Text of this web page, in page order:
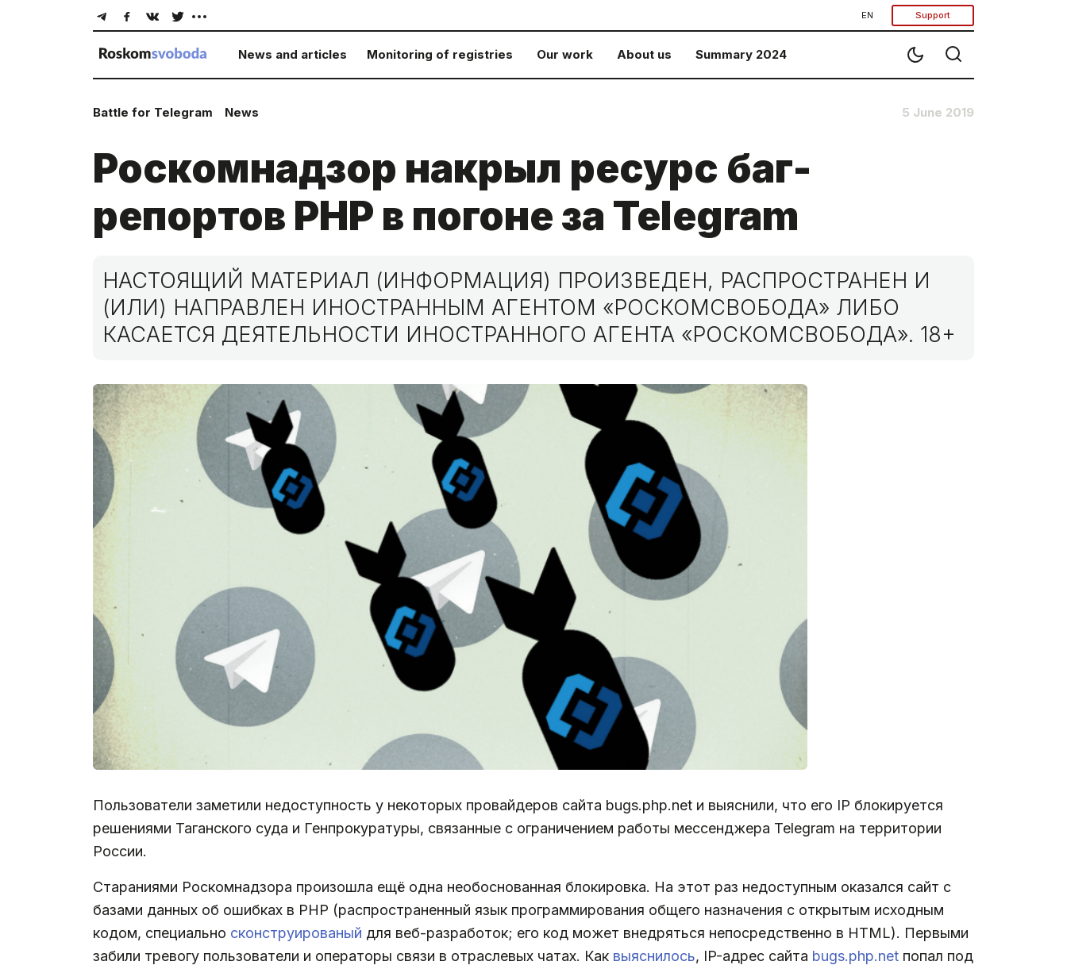
EN Support
News and articles Monitoring of registries Our work About us Summary 2024
Battle for Telegram News 5 June 2019
Роскомнадзор накрыл ресурс баг-
репортов PHP в погоне за Telegram
НАСТОЯЩИЙ МАТЕРИАЛ (ИНФОРМАЦИЯ) ПРОИЗВЕДЕН, РАСПРОСТРАНЕН И
(ИЛИ) НАПРАВЛЕН ИНОСТРАННЫМ АГЕНТОМ «РОСКОМСВОБОДА» ЛИБО
КАСАЕТСЯ ДЕЯТЕЛЬНОСТИ ИНОСТРАННОГО АГЕНТА «РОСКОМСВОБОДА». 18+
Пользователи заметили недоступность у некоторых провайдеров сайта bugs.php.net и выяснили, что его IP блокируется
решениями Таганского суда и Генпрокуратуры, связанные с ограничением работы мессенджера Telegram на территории
России.
Стараниями Роскомнадзора произошла ещё одна необоснованная блокировка. На этот раз недоступным оказался сайт с
базами данных об ошибках в PHP (распространенный язык программирования общего назначения с открытым исходным
кодом, специально сконструированый для веб-разработок; его код может внедряться непосредственно в HTML). Первыми
забили тревогу пользователи и операторы связи в отраслевых чатах. Как выяснилось, IP-адрес сайта bugs.php.net попал под